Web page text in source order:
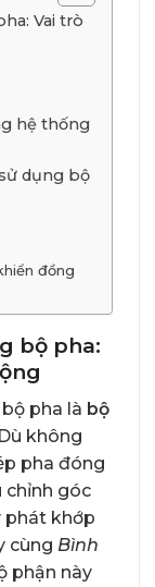
Vai trò
hệ thống
dụng bộ
đồng
bộ pha:
pha là bộ
không
pha đóng
chỉnh góc
phát khớp
cùng Bình
phận này